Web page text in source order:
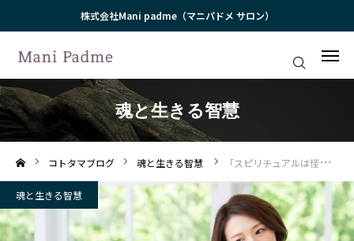
株式会社Mani padme（マニパドメ サロン）
魂と生きる智慧
コトタマブログ 魂と生きる智慧 「スピリチュアルは怪しい」その見方、半分正解、半分不正解です
魂と生きる智慧
私たちについて（プロフィール）
プライベートセッション
人生180度転換コンサルティング（LCC）
魂心道 -KOSHINTO-（月例講話）